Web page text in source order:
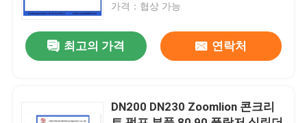
견적 요청
슈윙 콘크리트 펌프 부분
가격：협상 가능
최고의 가격 연락처
DN200 DN230 Zoomlion 콘크리